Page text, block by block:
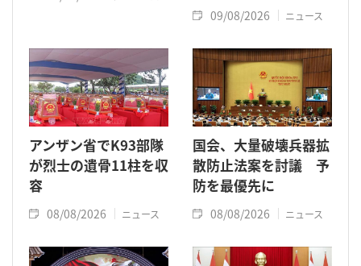
09/08/2026 ニュース
アンザン省でK93部隊
が烈士の遺骨11柱を収
容
08/08/2026 ニュース
国会、大量破壊兵器拡
散防止法案を討議 予
防を最優先に
08/08/2026 ニュース